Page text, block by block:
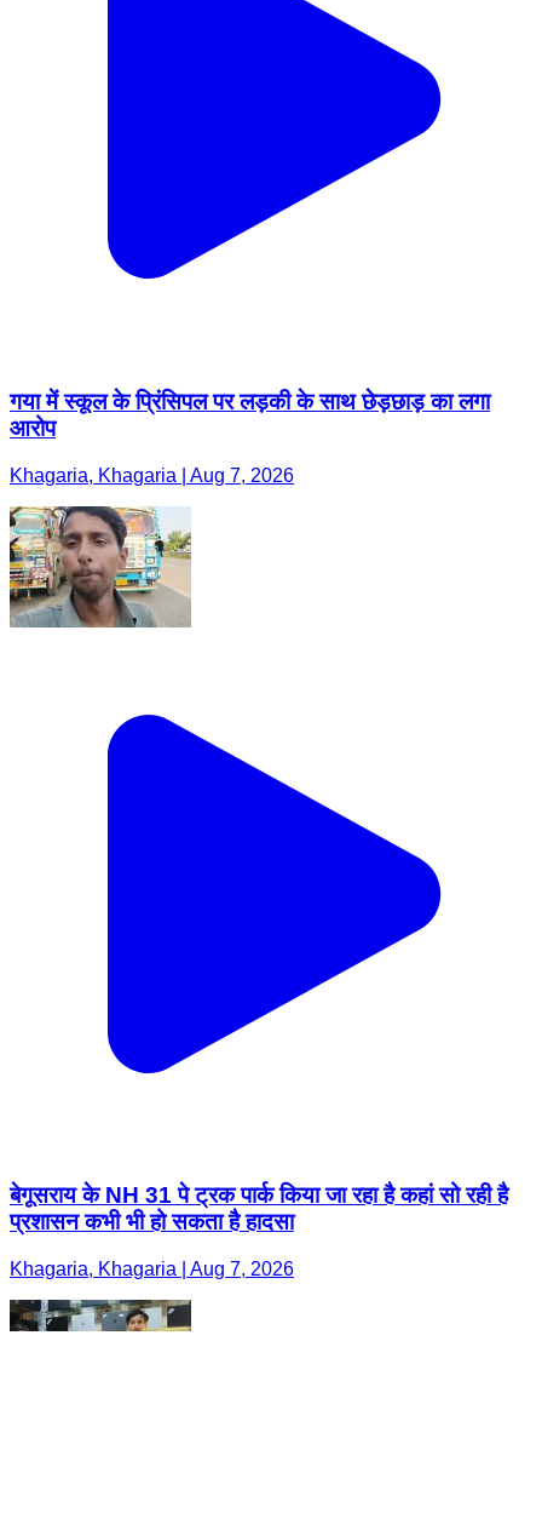
गया में स्कूल के प्रिंसिपल पर लड़की के साथ छेड़छाड़ का लगा
आरोप
Khagaria, Khagaria | Aug 7, 2026
बेगूसराय के NH 31 पे ट्रक पार्क किया जा रहा है कहां सो रही है
प्रशासन कभी भी हो सकता है हादसा
Khagaria, Khagaria | Aug 7, 2026